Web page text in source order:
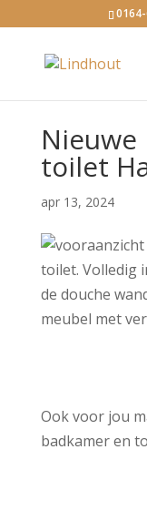
toilet
apr 13, 2024
Ook voor jou
badkamer en